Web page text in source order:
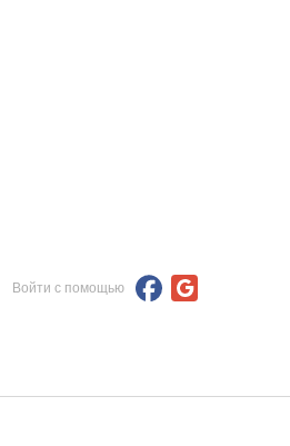
Войти с помощью